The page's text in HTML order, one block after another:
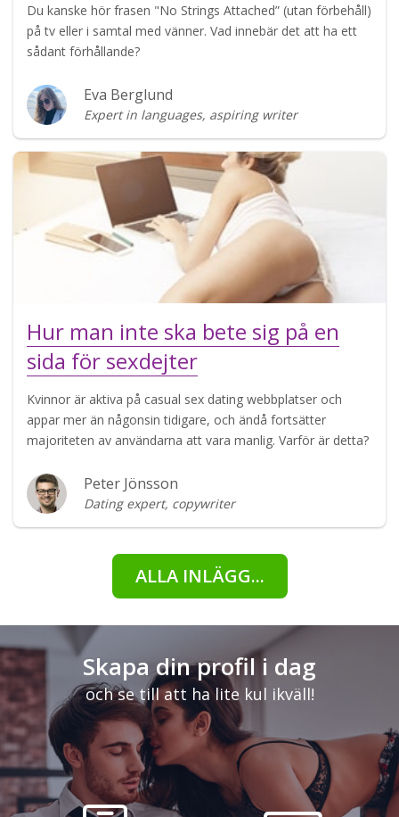
Du kanske hör frasen "No Strings Attached” (utan förbehåll)
på tv eller i samtal med vänner. Vad innebär det att ha ett
sådant förhållande?
Eva Berglund
Expert in languages, aspiring writer
Hur man inte ska bete sig på en
sida för sexdejter
Kvinnor är aktiva på casual sex dating webbplatser och
appar mer än någonsin tidigare, och ändå fortsätter
majoriteten av användarna att vara manlig. Varför är detta?
Peter Jönsson
Dating expert, copywriter
ALLA INLÄGG...
Skapa din profil i dag
och se till att ha lite kul ikväll!